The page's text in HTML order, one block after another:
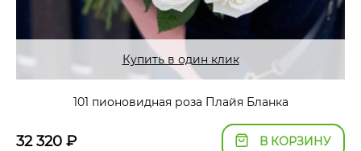
Купить в один клик
101 пионовидная роза Плайя Бланка
32 320 ₽ В КОРЗИНУ